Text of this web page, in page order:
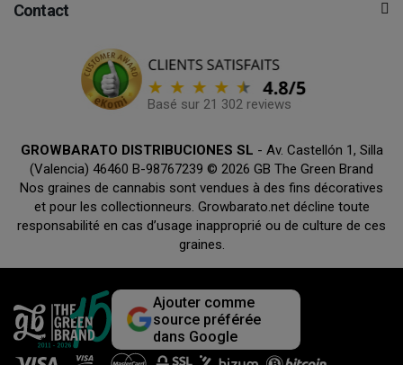
Contact
Basé sur 21 302 reviews
GROWBARATO DISTRIBUCIONES SL - Av. Castellón 1, Silla
(Valencia) 46460 B-98767239 © 2026 GB The Green Brand
Nos graines de cannabis sont vendues à des fins décoratives
et pour les collectionneurs. Growbarato.net décline toute
responsabilité en cas d’usage inapproprié ou de culture de ces
graines.
Ajouter comme
source préférée
dans Google